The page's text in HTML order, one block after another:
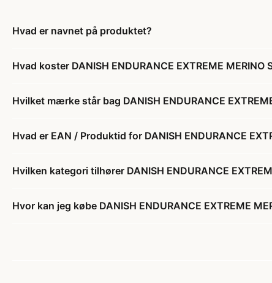
Hvad er navnet på produktet?
Hvad koster DANISH ENDURANCE EXTREME MERINO
Hvilket mærke står bag DANISH ENDURANCE
Hvad er EAN / Produktid for DANISH ENDURANCE
Hvilken kategori tilhører DANISH ENDURANCE
Hvor kan jeg købe DANISH ENDURANCE EXTREME